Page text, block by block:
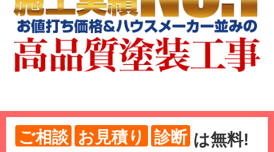
ご相談 お見積り 診断 は無料!